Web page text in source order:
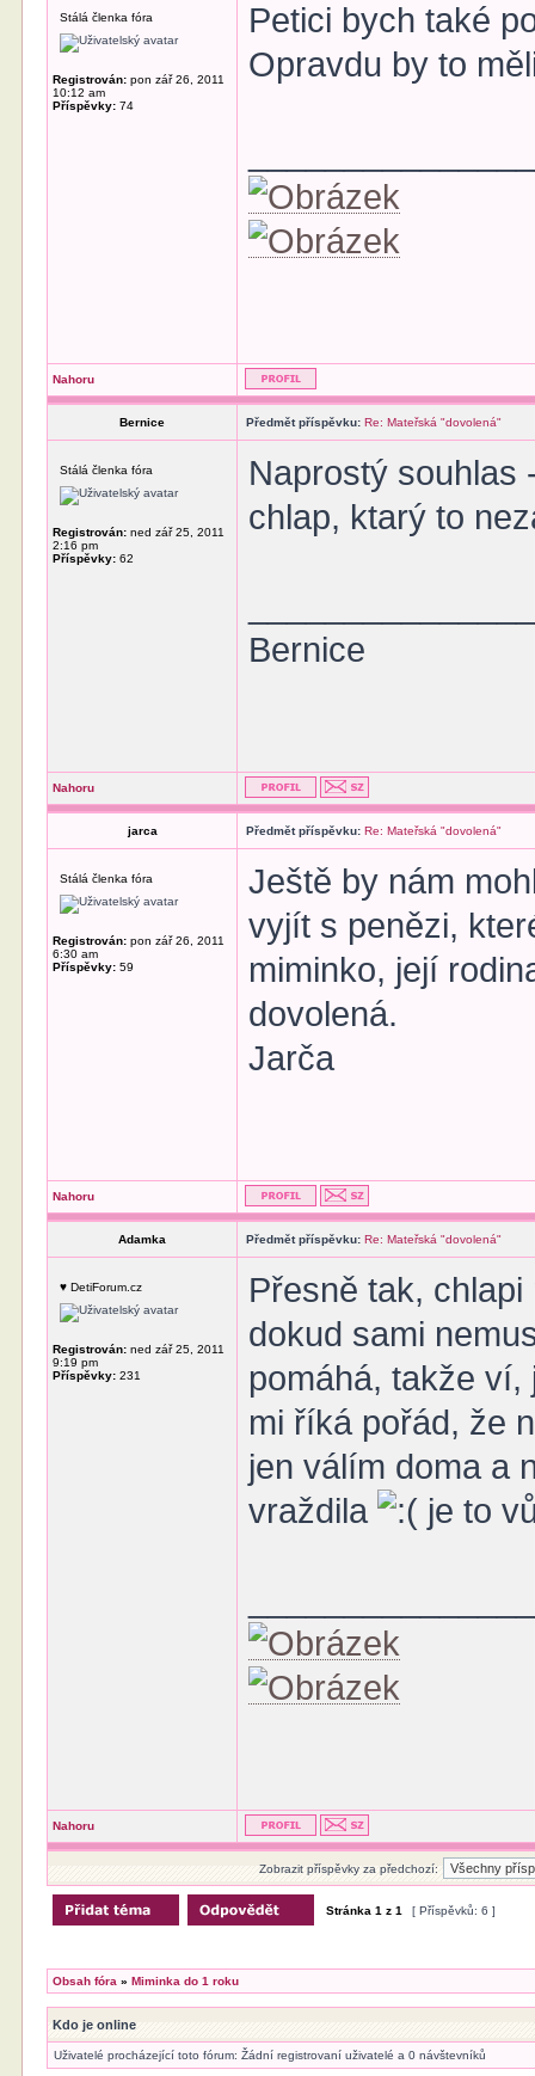
Stálá členka fóra
Registrován: pon zář 26, 2011
10:12 am
Příspěvky: 74
Petici bych také
Opravdu by to
Nahoru
Bernice Předmět příspěvku: Re: Mateřská "dovolená"
Stálá členka fóra
Registrován: ned zář 25, 2011
2:16 pm
Příspěvky: 62
Naprostý souhlas
chlap, ktarý to
Bernice
Nahoru
jarca Předmět příspěvku: Re: Mateřská "dovolená"
Stálá členka fóra
Registrován: pon zář 26, 2011
6:30 am
Příspěvky: 59
Ještě by nám
vyjít s penězi,
miminko, její
dovolená.
Jarča
Nahoru
Adamka Předmět příspěvku: Re: Mateřská "dovolená"
♥ DetiForum.cz
Registrován: ned zář 25, 2011
9:19 pm
Příspěvky: 231
Přesně tak,
dokud sami
pomáhá, takže ví,
mi říká pořád, že
jen válím doma a
vraždila
je to
Nahoru
Zobrazit příspěvky za předchozí:
Stránka1 z1 [ Příspěvků: 6 ]
Obsah fóra »Miminka do 1 roku
Kdo je online
Uživatelé procházející toto fórum: Žádní registrovaní uživatelé a 0 návštevníků